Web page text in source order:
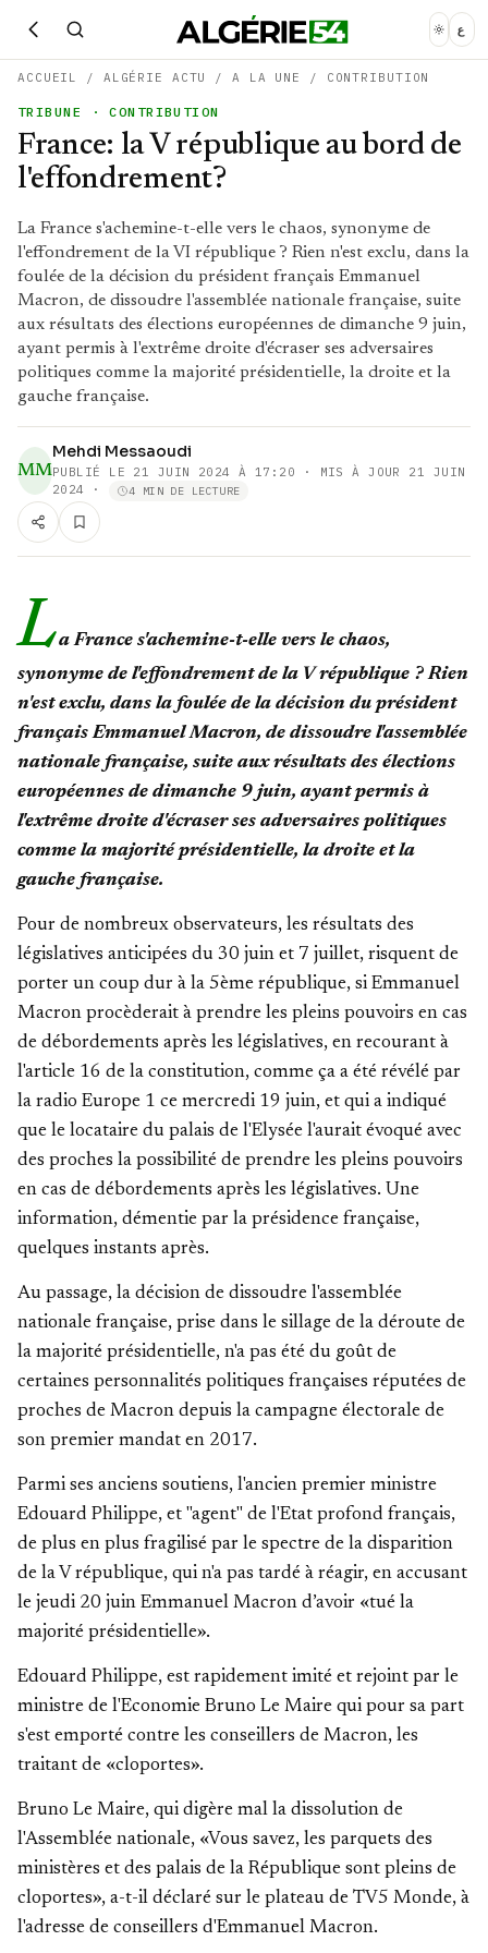
ع
ACCUEIL / ALGÉRIE ACTU /A LA UNE / CONTRIBUTION
TRIBUNE · CONTRIBUTION
France: la V république au bord de
l'effondrement?
La France s'achemine-t-elle vers le chaos, synonyme de
l'effondrement de la VI république ? Rien n'est exclu, dans la
foulée de la décision du président français Emmanuel
Macron, de dissoudre l'assemblée nationale française, suite
aux résultats des élections européennes de dimanche 9 juin,
ayant permis à l'extrême droite d'écraser ses adversaires
politiques comme la majorité présidentielle, la droite et la
gauche française.
MM
Mehdi Messaoudi
PUBLIÉ LE 21 JUIN 2024 À 17:20 · MIS À JOUR 21 JUIN
2024
· 4 MIN DE LECTURE
La France s'achemine-t-elle vers le chaos,
synonyme de l'effondrement de la V république ? Rien
n'est exclu, dans la foulée de la décision du président
français Emmanuel Macron, de dissoudre l'assemblée
nationale française, suite aux résultats des élections
européennes de dimanche 9 juin, ayant permis à
l'extrême droite d'écraser ses adversaires politiques
comme la majorité présidentielle, la droite et la
gauche française.
Pour de nombreux observateurs, les résultats des
législatives anticipées du 30 juin et 7 juillet, risquent de
porter un coup dur à la 5ème république, si Emmanuel
Macron procèderait à prendre les pleins pouvoirs en cas
de débordements après les législatives, en recourant à
l'article 16 de la constitution, comme ça a été révélé par
la radio Europe 1 ce mercredi 19 juin, et qui a indiqué
que le locataire du palais de l'Elysée l'aurait évoqué avec
des proches la possibilité de prendre les pleins pouvoirs
en cas de débordements après les législatives. Une
information, démentie par la présidence française,
quelques instants après.
Au passage, la décision de dissoudre l'assemblée
nationale française, prise dans le sillage de la déroute de
la majorité présidentielle, n'a pas été du goût de
certaines personnalités politiques françaises réputées de
proches de Macron depuis la campagne électorale de
son premier mandat en 2017.
Parmi ses anciens soutiens, l'ancien premier ministre
Edouard Philippe, et "agent" de l'Etat profond français,
de plus en plus fragilisé par le spectre de la disparition
de la V république, qui n'a pas tardé à réagir, en accusant
le jeudi 20 juin Emmanuel Macron d’avoir «tué la
majorité présidentielle».
Edouard Philippe, est rapidement imité et rejoint par le
ministre de l'Economie Bruno Le Maire qui pour sa part
s'est emporté contre les conseillers de Macron, les
traitant de «cloportes».
Bruno Le Maire, qui digère mal la dissolution de
l'Assemblée nationale, «Vous savez, les parquets des
ministères et des palais de la République sont pleins de
cloportes», a-t-il déclaré sur le plateau de TV5 Monde, à
l'adresse de conseillers d'Emmanuel Macron.